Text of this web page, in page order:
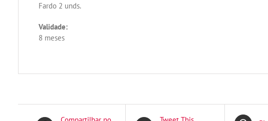
Fardo 2 unds.
Validade:
8 meses